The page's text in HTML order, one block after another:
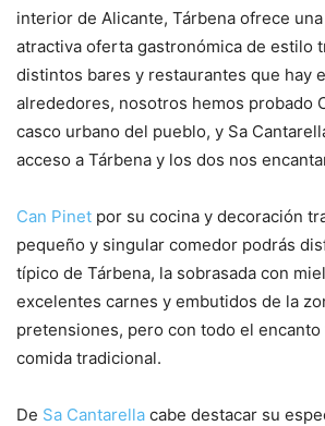
interior de Alicante, Tárbena ofrece
atractiva oferta gastronómica de estilo
distintos bares y restaurantes que hay
alrededores, nosotros hemos probado
casco urbano del pueblo, y Sa
acceso a Tárbena y los dos nos
Can Pinet por su cocina y decoración
pequeño y singular comedor podrás
típico de Tárbena, la sobrasada con
excelentes carnes y embutidos de la
pretensiones, pero con todo el encanto
comida tradicional.
De Sa Cantarella cabe destacar su